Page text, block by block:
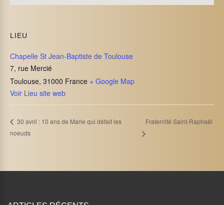
LIEU
Chapelle St Jean-Baptiste de Toulouse
7, rue Mercié
Toulouse, 31000 France + Google Map
Voir Lieu site web
30 avril : 10 ans de Marie qui défait les
noeuds
Fraternité Saint-Raphaël